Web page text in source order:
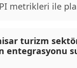
metrikleri ile
turizm
entegrasyonu